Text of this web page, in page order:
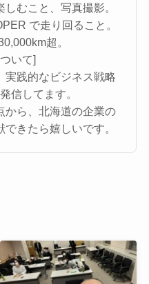
むこと、写真撮影。
で走り回ること。
超。
いて]
実践的なビジネス戦略
信してます。
から、北海道の企業の
きたら嬉しいです。